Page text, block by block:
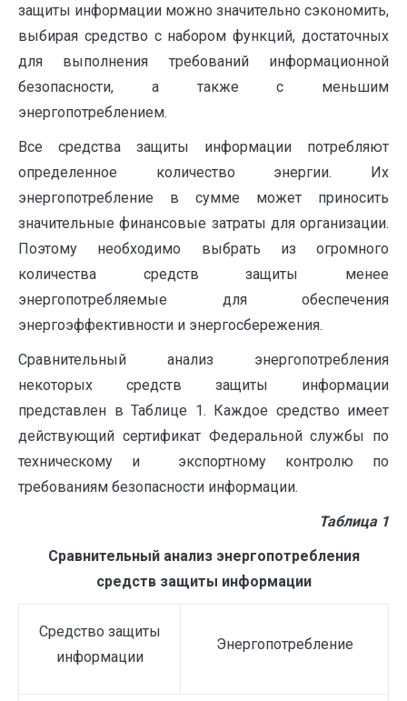
защиты информации можно значительно сэкономить,
выбирая средство с набором функций, достаточных
для выполнения требований информационной
безопасности, а также с меньшим
энергопотреблением.
Все средства защиты информации потребляют
определенное количество энергии. Их
энергопотребление в сумме может приносить
значительные финансовые затраты для организации.
Поэтому необходимо выбрать из огромного
количества средств защиты менее
энергопотребляемые для обеспечения
энергоэффективности и энергосбережения.
Сравнительный анализ энергопотребления
некоторых средств защиты информации
представлен в Таблице 1. Каждое средство имеет
действующий сертификат Федеральной службы по
техническому и экспортному контролю по
требованиям безопасности информации.
Таблица 1
Сравнительный анализ энергопотребления
средств защиты информации
Средство защиты
информации
Энергопотребление